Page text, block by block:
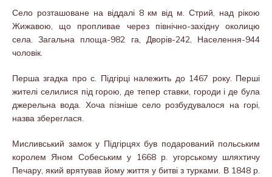
Село розташоване на віддалі 8 км від м. Стрий, над рікою
Жижавою, що пропливае через північно-західну околицю
села. Загальна площа-982 га, Дворів-242, Населення-944
чоловік.
Перша згадка про с. Підгірці належить до 1467 року. Перші
жителі селилися під горою, де тепер ставки, городи і де була
джерельна вода. Хоча пізніше село розбудувалося на горі,
назва збереглася.
Мисливський замок у Підгірцях був подарований польським
королем Яном Собеським у 1668 р. угорському шляхтичу
Печару, який врятував йому життя у битві з турками. В 1848 р.